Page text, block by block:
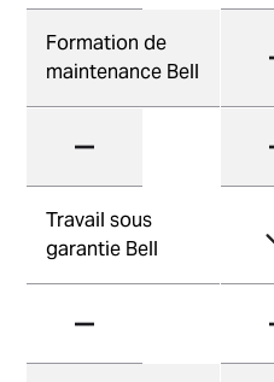
Formation de
maintenance Bell
Travail sous
garantie Bell